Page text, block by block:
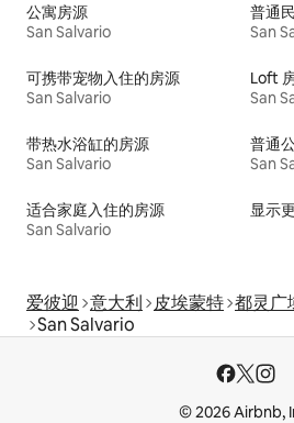
公寓房源
San Salvario
普通
San
可携带宠物入住的房源
San Salvario
Loft
San
带热水浴缸的房源
San Salvario
普通
San
适合家庭入住的房源
San Salvario
显示
爱彼迎 意大利 皮埃蒙特 都灵广
San Salvario
© 2026 Airbnb,